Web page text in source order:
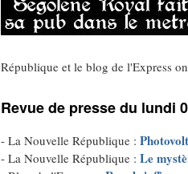
République et le blog de l'Express
Revue de presse du lundi
- La Nouvelle République :
- La Nouvelle République : Le